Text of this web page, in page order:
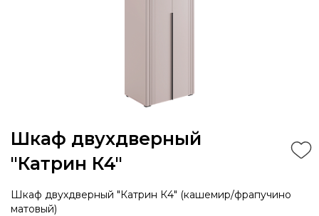
Шкаф двухдверный
"Катрин К4"
Шкаф двухдверный "Катрин К4" (кашемир/фрапучино
матовый)